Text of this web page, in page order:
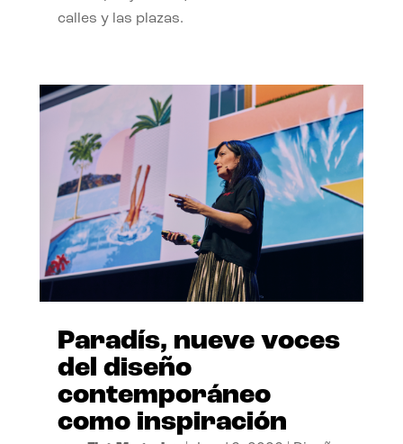
calles y las plazas.
Paradís, nueve voces
del diseño
contemporáneo
como inspiración